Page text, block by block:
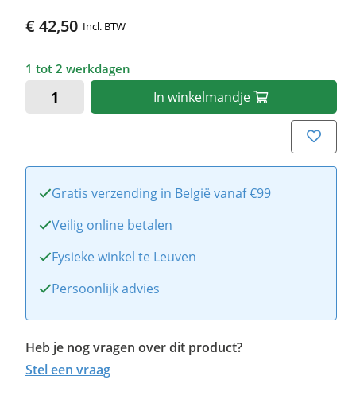
€ 42,50 Incl. BTW
1 tot 2 werkdagen
In winkelmandje
Gratis verzending in België vanaf €99
Veilig online betalen
Fysieke winkel te Leuven
Persoonlijk advies
Heb je nog vragen over dit product?
Stel een vraag